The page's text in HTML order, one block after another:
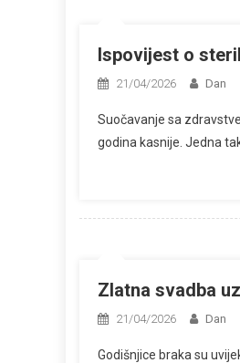
Ispovijest o
21/04/2026 Dan
Suočavanje sa
godina kasnije. Jedna
Zlatna svadba
21/04/2026 Dan
Godišnjice braka su